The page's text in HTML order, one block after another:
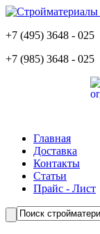
+7 (495) 3648 - 025
+7 (985) 3648 - 025
Главная
Доставка
Контакты
Статьи
Прайс - Лист